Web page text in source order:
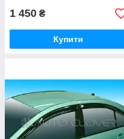
1 450 ₴
Купити